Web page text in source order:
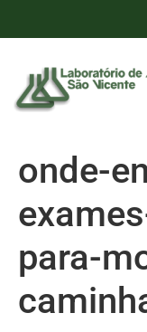
onde-
para-